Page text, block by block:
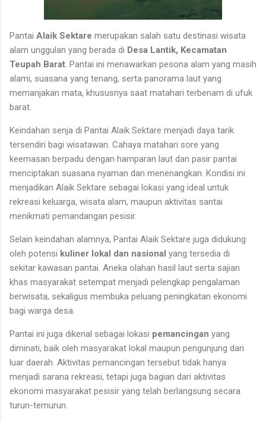
Pantai Alaik Sektare merupakan salah satu destinasi wisata
alam unggulan yang berada di Desa Lantik, Kecamatan
Teupah Barat . Pantai ini menawarkan pesona alam yang masih
alami, suasana yang tenang, serta panorama laut yang
memanjakan mata, khususnya saat matahari terbenam di ufuk
barat.
Keindahan senja di Pantai Alaik Sektare menjadi daya tarik
tersendiri bagi wisatawan. Cahaya matahari sore yang
keemasan berpadu dengan hamparan laut dan pasir pantai
menciptakan suasana nyaman dan menenangkan. Kondisi ini
menjadikan Alaik Sektare sebagai lokasi yang ideal untuk
rekreasi keluarga, wisata alam, maupun aktivitas santai
menikmati pemandangan pesisir.
Selain keindahan alamnya, Pantai Alaik Sektare juga didukung
oleh potensi kuliner lokal dan nasional yang tersedia di
sekitar kawasan pantai. Aneka olahan hasil laut serta sajian
khas masyarakat setempat menjadi pelengkap pengalaman
berwisata, sekaligus membuka peluang peningkatan ekonomi
bagi warga desa.
Pantai ini juga dikenal sebagai lokasi pemancingan yang
diminati, baik oleh masyarakat lokal maupun pengunjung dari
luar daerah. Aktivitas pemancingan tersebut tidak hanya
menjadi sarana rekreasi, tetapi juga bagian dari aktivitas
ekonomi masyarakat pesisir yang telah berlangsung secara
turun-temurun.